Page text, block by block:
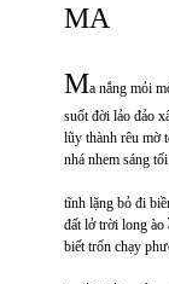
MA
Ma nắng mỏi
suốt đời lảo đảo
lũy thành rêu mờ
nhá nhem sáng
tĩnh lặng bỏ đi
đất lở trời long ào
biết trốn chạy